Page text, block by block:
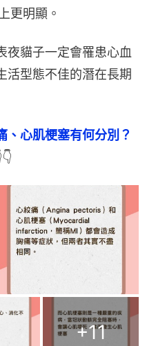
更明顯。
夜貓子一定會罹患心血
活型態不佳的潛在長期
、心肌梗塞有何分別？
+11